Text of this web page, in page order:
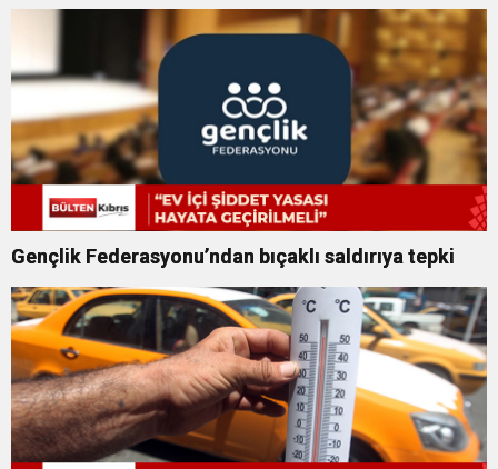
Gençlik Federasyonu’ndan bıçaklı saldırıya tepki